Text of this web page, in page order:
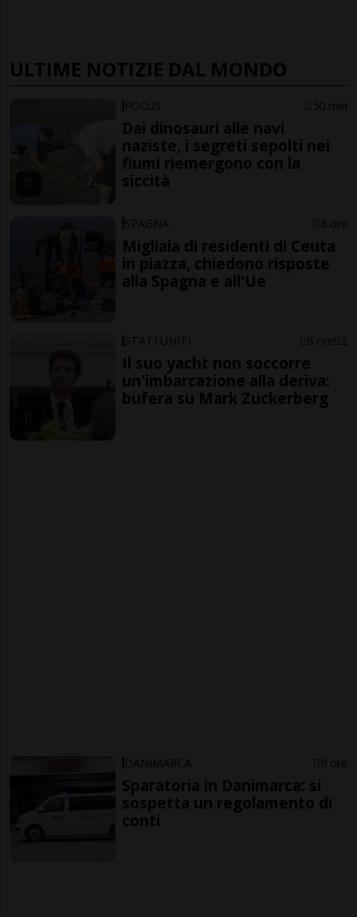
ULTIME NOTIZIE DAL MONDO
FOCUS 50 min
Dai dinosauri alle navi
naziste, i segreti sepolti nei
fiumi riemergono con la
siccità
SPAGNA 8 ore
Migliaia di residenti di Ceuta
in piazza, chiedono risposte
alla Spagna e all'Ue
STATI UNITI 8 ore 2
Il suo yacht non soccorre
un'imbarcazione alla deriva:
bufera su Mark Zuckerberg
DANIMARCA 9 ore
Sparatoria in Danimarca: si
sospetta un regolamento di
conti